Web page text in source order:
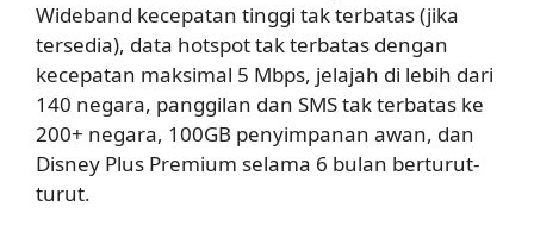
Wideband kecepatan tinggi tak terbatas (jika
tersedia), data hotspot tak terbatas dengan
kecepatan maksimal 5 Mbps, jelajah di lebih dari
140 negara, panggilan dan SMS tak terbatas ke
200+ negara, 100GB penyimpanan awan, dan
Disney Plus Premium selama 6 bulan berturut-
turut.